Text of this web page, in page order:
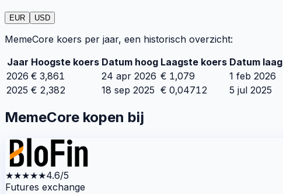
EUR USD
MemeCore koers per jaar, een historisch overzicht:
Jaar Hoogste koers Datum hoog Laagste koers Datum laag
2026 € 3,861 24 apr 2026 € 1,079
1 feb 2026
2025 € 2,382 18 sep 2025 € 0,04712 5 jul 2025
MemeCore kopen bij
★★★★★4.6/5
Futures exchange